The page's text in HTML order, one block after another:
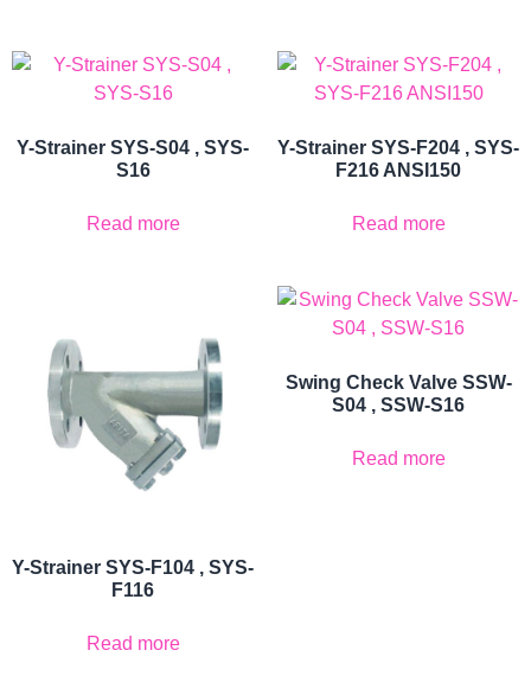
Y-Strainer SYS-S04 , SYS-
S16
Read more
Y-Strainer SYS-F204 , SYS-
F216 ANSI150
Read more
Y-Strainer SYS-F104 , SYS-
F116
Read more
Swing Check Valve SSW-
S04 , SSW-S16
Read more